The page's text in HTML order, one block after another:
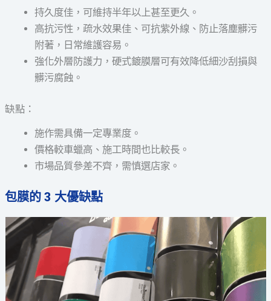
持久度佳，可維持半年以上甚至更久。
高抗污性，疏水效果佳、可抗紫外線、防止落塵髒污
附著，日常維護容易。
強化外層防護力，硬式鍍膜層可有效降低細沙刮損與
髒污腐蝕。
缺點：
施作需具備一定專業度。
價格較車蠟高、施工時間也比較長。
市場品質參差不齊，需慎選店家。
包膜的 3 大優缺點